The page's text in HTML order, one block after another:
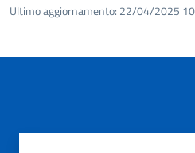
Ultimo aggiornamento: 22/04/2025